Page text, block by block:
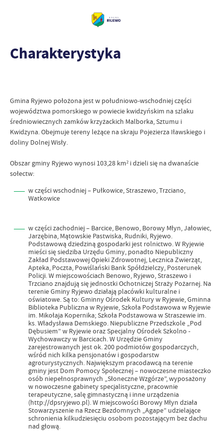
Charakterystyka
Gmina Ryjewo położona jest w południowo-wschodniej części
województwa pomorskiego w powiecie kwidzyńskim na szlaku
średniowiecznych zamków krzyżackich Malborka, Sztumu i
Kwidzyna. Obejmuje tereny leżące na skraju Pojezierza Iławskiego i
doliny Dolnej Wisły.
Obszar gminy Ryjewo wynosi 103,28 km² i dzieli się na dwanaście
sołectw:
w części wschodniej – Pułkowice, Straszewo, Trzciano,
Watkowice
w części zachodniej – Barcice, Benowo, Borowy Młyn, Jałowiec,
Jarzębina, Mątowskie Pastwiska, Rudniki, Ryjewo.
Podstawową dziedziną gospodarki jest rolnictwo. W Ryjewie
mieści się siedziba Urzędu Gminy, ponadto Niepubliczny
Zakład Podstawowej Opieki Zdrowotnej, Lecznica Zwierząt,
Apteka, Poczta, Powiślański Bank Spółdzielczy, Posterunek
Policji. W miejscowościach Benowo, Ryjewo, Straszewo i
Trzciano znajdują się jednostki Ochotniczej Straży Pożarnej. Na
terenie Gminy Ryjewo działają placówki kulturalne i
oświatowe. Są to: Gminny Ośrodek Kultury w Ryjewie, Gminna
Biblioteka Publiczna w Ryjewie, Szkoła Podstawowa w Ryjewie
im. Mikołaja Kopernika; Szkoła Podstawowa w Straszewie im.
ks. Władysława Demskiego. Niepubliczne Przedszkole „Pod
Dębusiem” w Ryjewie oraz Specjalny Ośrodek Szkolno -
Wychowawczy w Barcicach. W Urzędzie Gminy
zarejestrowanych jest ok. 200 podmiotów gospodarczych,
wśród nich kilka pensjonatów i gospodarstw
agroturystycznych. Największym pracodawcą na terenie
gminy jest Dom Pomocy Społecznej – nowoczesne miasteczko
osób niepełnosprawnych „Słoneczne Wzgórze”, wyposażony
w nowoczesne gabinety specjalistyczne, pracownie
terapeutyczne, salę gimnastyczną i inne urządzenia
(http://dpsryjewo.pl). W miejscowości Borowy Młyn działa
Stowarzyszenie na Rzecz Bezdomnych „Agape” udzielające
schronienia kilkudziesięciu osobom pozostającym bez dachu
nad głową.